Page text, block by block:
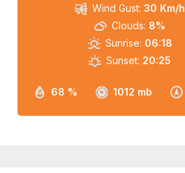
68 % 1012 mb
Wind Gust: 30 Km/h
Clouds: 8%
Sunrise: 06:18
Sunset: 20:25